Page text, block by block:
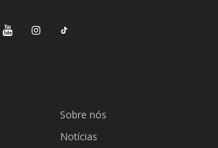
Sobre nós
Notícias